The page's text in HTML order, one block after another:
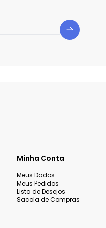
Minha Conta
Meus Dados
Meus Pedidos
Lista de Desejos
Sacola de Compras